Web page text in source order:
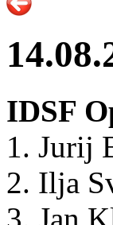
IDSF
1. Jurij
2. Ilja
3. Jan